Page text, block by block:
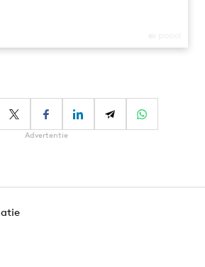
Advertentie